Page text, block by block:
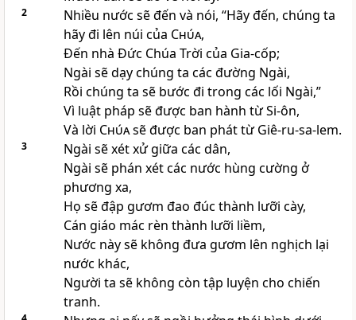
2
Nhiều nước sẽ đến và nói, “Hãy đến, chúng ta
hãy đi lên núi của Chúa,
Ðến nhà Ðức Chúa Trời của Gia-cốp;
Ngài sẽ dạy chúng ta các đường Ngài,
Rồi chúng ta sẽ bước đi trong các lối Ngài,”
Vì luật pháp sẽ được ban hành từ Si-ôn,
Và lời Chúasẽ được ban phát từ Giê-ru-sa-lem.
3
Ngài sẽ xét xử giữa các dân,
Ngài sẽ phán xét các nước hùng cường ở
phương xa,
Họ sẽ đập gươm đao đúc thành lưỡi cày,
Cán giáo mác rèn thành lưỡi liềm,
Nước này sẽ không đưa gươm lên nghịch lại
nước khác,
Người ta sẽ không còn tập luyện cho chiến
tranh.